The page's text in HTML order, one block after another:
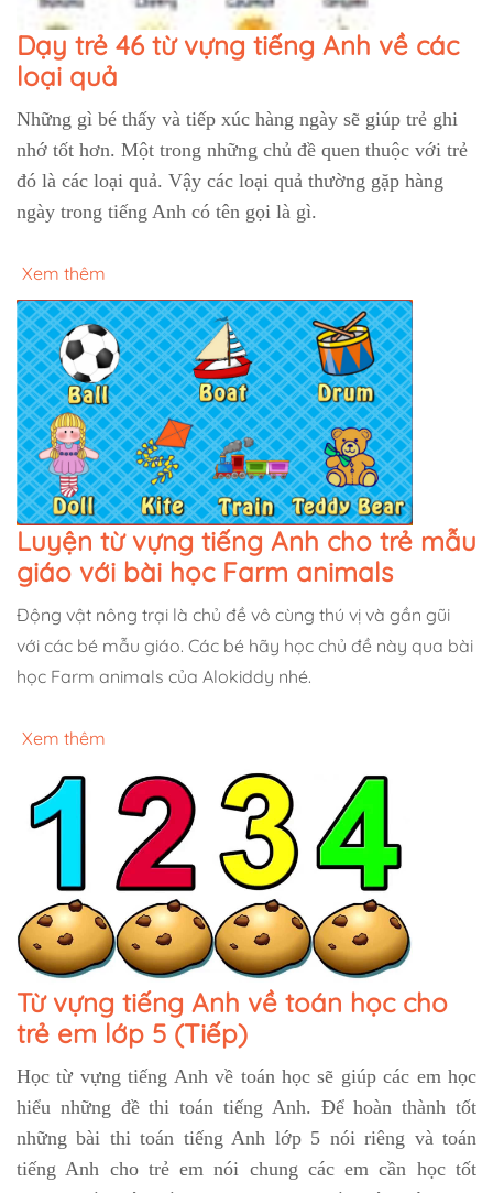
Dạy trẻ 46 từ vựng tiếng Anh về các
loại quả
Những gì bé thấy và tiếp xúc hàng ngày sẽ giúp trẻ ghi
nhớ tốt hơn. Một trong những chủ đề quen thuộc với trẻ
đó là các loại quả. Vậy các loại quả thường gặp hàng
ngày trong tiếng Anh có tên gọi là gì.
Xem thêm
Luyện từ vựng tiếng Anh cho trẻ mẫu
giáo với bài học Farm animals
Động vật nông trại là chủ đề vô cùng thú vị và gần gũi
với các bé mẫu giáo. Các bé hãy học chủ đề này qua bài
học Farm animals của Alokiddy nhé.
Xem thêm
Từ vựng tiếng Anh về toán học cho
trẻ em lớp 5 (Tiếp)
Học từ vựng tiếng Anh về toán học sẽ giúp các em học
hiểu những đề thi toán tiếng Anh. Để hoàn thành tốt
những bài thi toán tiếng Anh lớp 5 nói riêng và toán
tiếng Anh cho trẻ em nói chung các em cần học tốt